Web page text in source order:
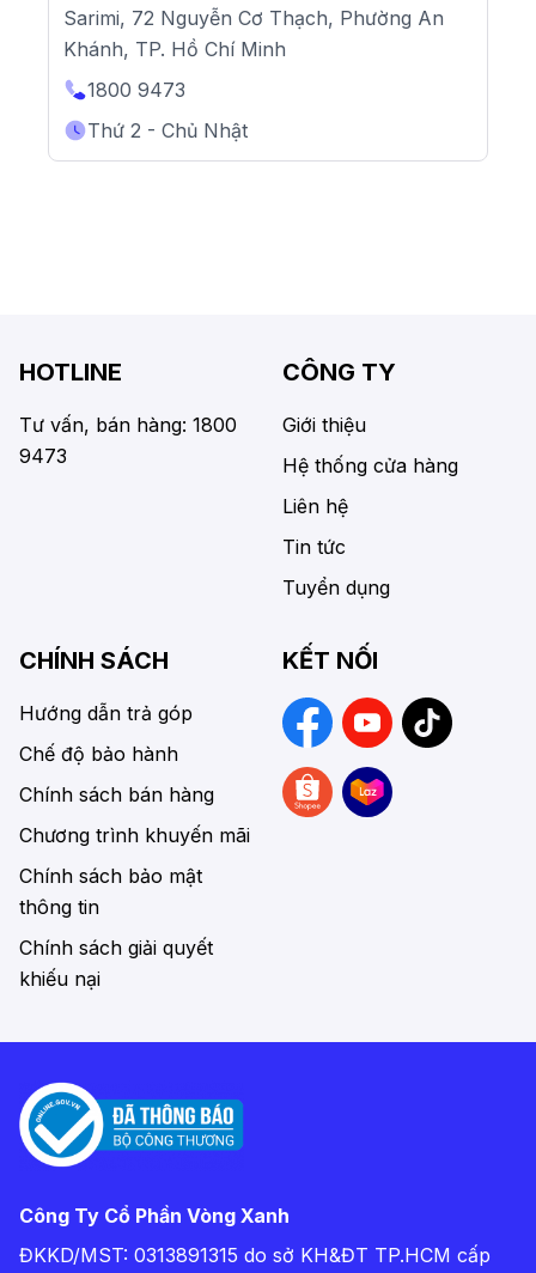
Sarimi, 72 Nguyễn Cơ Thạch, Phường An
Khánh, TP. Hồ Chí Minh
1800 9473
Thứ 2 - Chủ Nhật
HOTLINE
Tư vấn, bán hàng: 1800
9473
CÔNG TY
Giới thiệu
Hệ thống cửa hàng
Liên hệ
Tin tức
Tuyển dụng
CHÍNH SÁCH
Hướng dẫn trả góp
Chế độ bảo hành
Chính sách bán hàng
Chương trình khuyến mãi
Chính sách bảo mật
thông tin
Chính sách giải quyết
khiếu nại
KẾT NỐI
Công Ty Cổ Phần Vòng Xanh
ĐKKD/MST: 0313891315 do sở KH&ĐT TP.HCM cấp